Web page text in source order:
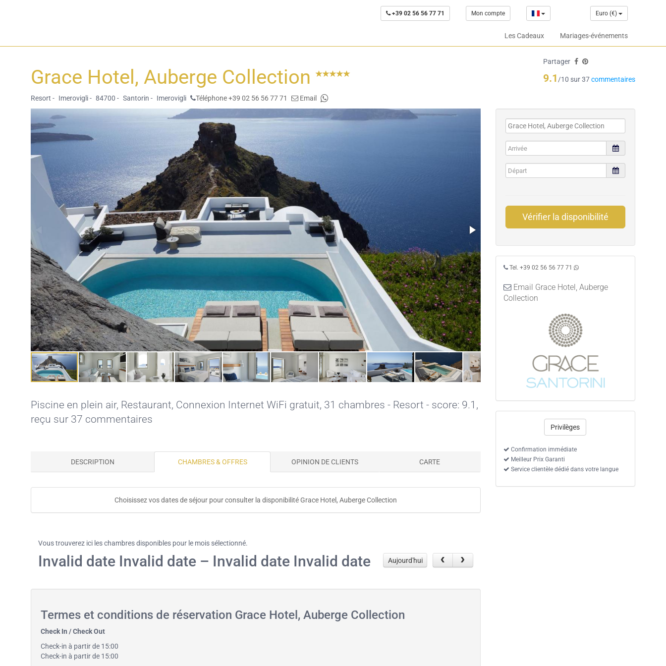
+39 02 56 56 77 71 Mon compte Euro (€)
Les Cadeaux Mariages-événements
Grace Hotel, Auberge Collection
Resort - Imerovigli - 84700 - Santorin - Imerovigli Téléphone +39 02 56 56 77 71 Email
Partager
9.1 /10 sur 37commentaires
Vérifier la disponibilité
Tel. +39 02 56 56 77 71
Email Grace Hotel, Auberge
Collection
Privilèges
Confirmation immédiate
Meilleur Prix Garanti
Service clientèle dédié dans votre langue
Piscine en plein air, Restaurant, Connexion Internet WiFi gratuit, 31 chambres - Resort - score: 9.1,
reçu sur 37 commentaires
DESCRIPTION CHAMBRES & OFFRES OPINION DE CLIENTS CARTE
Choisissez vos dates de séjour pour consulter la disponibilité Grace Hotel, Auberge Collection
Vous trouverez ici les chambres disponibles pour le mois sélectionné.
Invalid date Invalid date – Invalid date Invalid date Aujourd'hui
Termes et conditions de réservation Grace Hotel, Auberge Collection
Check In / Check Out
Check-in à partir de 15:00
Check-in à partir de 15:00